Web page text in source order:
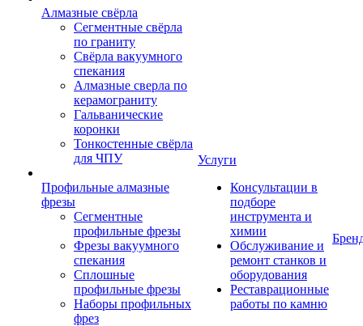
Алмазные свёрла
Сегментные свёрла
по граниту
Свёрла вакуумного
спекания
Алмазные сверла по
керамограниту
Гальванические
коронки
Тонкостенные свёрла
для ЧПУ
Профильные алмазные
фрезы
Сегментные
профильные фрезы
Фрезы вакуумного
спекания
Сплошные
профильные фрезы
Наборы профильных
фрез
Услуги
Консультации в
подборе
инструмента и
химии
Обслуживание и
ремонт станков и
оборудования
Реставрационные
работы по камню